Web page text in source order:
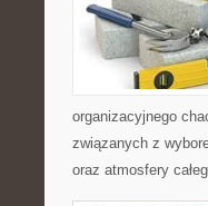
organizacyjnego
związanych z
oraz atmosfery